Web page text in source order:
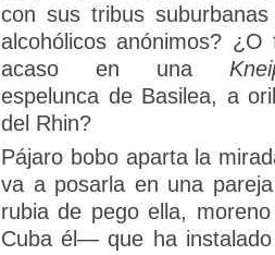
con sus tribus
alcohólicos anónimos? ¿O
acaso en una
espelunca de Basilea, a
del Rhin?
Pájaro bobo aparta la
va a posarla en una
rubia de pego ella,
Cuba él— que ha